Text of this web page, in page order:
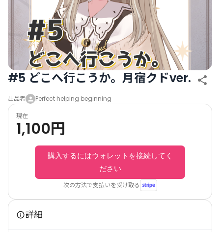
#5 どこへ行こうか。月宿クドver.
出品者 Perfect helping beginning
現在
1,100円
購入するにはウォレットを接続してく
ださい
次の方法で支払いを受け取る
詳細